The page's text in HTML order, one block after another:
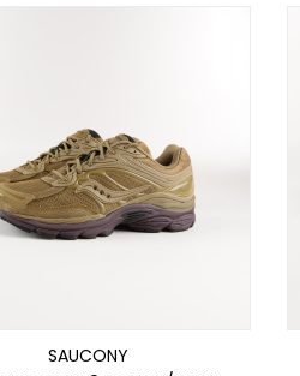
SAUCONY